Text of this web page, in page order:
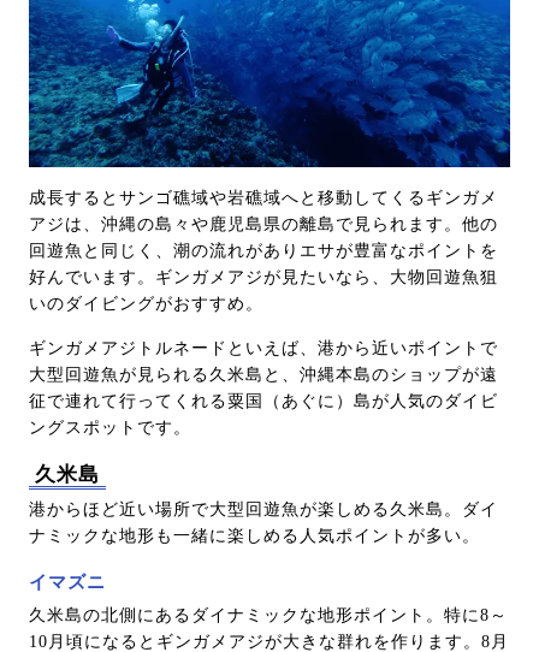
成長するとサンゴ礁域や岩礁域へと移動してくるギンガメ
アジは、沖縄の島々や鹿児島県の離島で見られます。他の
回遊魚と同じく、潮の流れがありエサが豊富なポイントを
好んでいます。ギンガメアジが見たいなら、大物回遊魚狙
いのダイビングがおすすめ。
ギンガメアジトルネードといえば、港から近いポイントで
大型回遊魚が見られる久米島と、沖縄本島のショップが遠
征で連れて行ってくれる粟国（あぐに）島が人気のダイビ
ングスポットです。
久米島
港からほど近い場所で大型回遊魚が楽しめる久米島。ダイ
ナミックな地形も一緒に楽しめる人気ポイントが多い。
イマズニ
久米島の北側にあるダイナミックな地形ポイント。特に8～
10月頃になるとギンガメアジが大きな群れを作ります。8月